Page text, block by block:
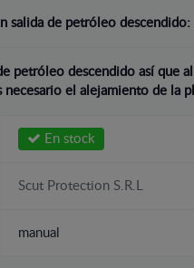
salida de petróleo descendido:
petróleo descendido así que al
el alejamiento de la
En stock
Scut Protection S.R.L
manual